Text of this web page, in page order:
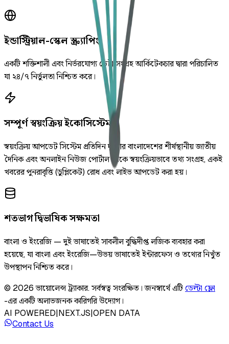
ইন্ডাস্ট্রিয়াল-স্কেল স্ক্র্যাপিং
একটি শক্তিশালী এবং নির্ভরযোগ্য ডেটা সংগ্রহ আর্কিটেকচার দ্বারা পরিচালিত
যা ২৪/৭ নির্ভুলতা নিশ্চিত করে।
সম্পূর্ণ স্বয়ংক্রিয় ইকোসিস্টেম
স্বয়ংক্রিয় আপডেট সিস্টেম প্রতিদিন দুইবার বাংলাদেশের শীর্ষস্থানীয় জাতীয়
দৈনিক এবং অনলাইন নিউজ পোর্টাল থেকে স্বয়ংক্রিয়ভাবে তথ্য সংগ্রহ, একই
খবরের পুনরাবৃত্তি (ডুপ্লিকেট) রোধ এবং লাইভ আপডেট করা হয়।
শতভাগ দ্বিভাষিক সক্ষমতা
বাংলা ও ইংরেজি — দুই ভাষাতেই সাবলীল বুদ্ধিদীপ্ত লজিক ব্যবহার করা
হয়েছে, যা বাংলা এবং ইংরেজি—উভয় ভাষাতেই ইন্টারফেস ও তথ্যের নিখুঁত
উপস্থাপন নিশ্চিত করে।
© 2026 ভায়োলেন্স ট্র্যাকার.সর্বস্বত্ব সংরক্ষিত। জনস্বার্থে এটিডেল্টা ফ্লো
-এর একটি অলাভজনক কারিগরি উদ্যোগ।
AI POWERED|NEXT.JS|OPEN DATA
Contact Us